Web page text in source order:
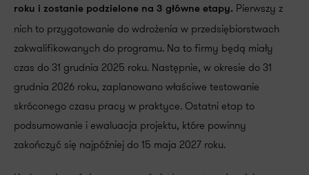
roku i zostanie podzielone na 3 główne etapy. Pierwszy z
nich to przygotowanie do wdrożenia w przedsiębiorstwach
zakwalifikowanych do programu. Na to firmy będą miały
czas do 31 grudnia 2025 roku. Następnie, w okresie do 31
grudnia 2026 roku, zaplanowano właściwe testowanie
skróconego czasu pracy w praktyce. Ostatni etap to
podsumowanie i ewaluacja projektu, które powinny
zakończyć się najpóźniej do 15 maja 2027 roku.